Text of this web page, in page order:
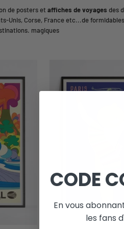
de posters et affiches de voyages des
Unis, Corse, France etc...de
magiques
CODE
En vous
les fans